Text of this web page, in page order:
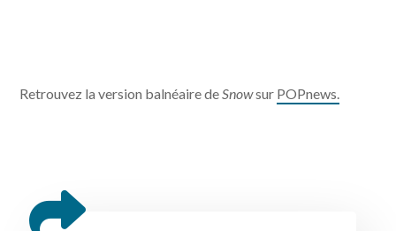
Retrouvez la version balnéaire deSnowsur POPnews.